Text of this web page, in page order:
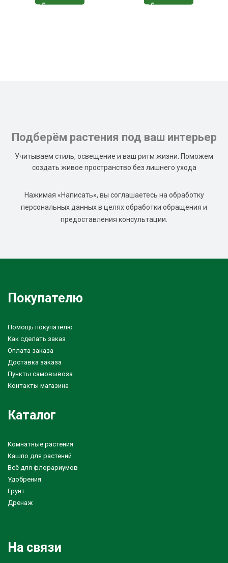
Подберём растения под ваш интерьер
Учитываем стиль, освещение и ваш ритм жизни. Поможем
создать живое пространство без лишнего ухода
Нажимая «Написать», вы соглашаетесь на обработку
персональных данных в целях обработки обращения и
предоставления консультации.
Покупателю
Помощь покупателю
Как сделать заказ
Оплата заказа
Доставка заказа
Пункты самовывоза
Контакты магазина
Каталог
Комнатные растения
Кашпо для растений
Всё для флорариумов
Удобрения
Грунт
Дренаж
На связи